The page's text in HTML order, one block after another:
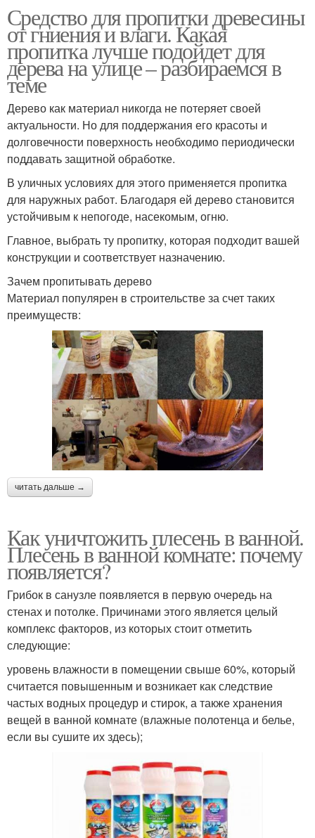
Средство для пропитки древесины
от гниения и влаги. Какая
пропитка лучше подойдет для
дерева на улице – разбираемся в
теме
Дерево как материал никогда не потеряет своей
актуальности. Но для поддержания его красоты и
долговечности поверхность необходимо периодически
поддавать защитной обработке.
В уличных условиях для этого применяется пропитка
для наружных работ. Благодаря ей дерево становится
устойчивым к непогоде, насекомым, огню.
Главное, выбрать ту пропитку, которая подходит вашей
конструкции и соответствует назначению.
Зачем пропитывать дерево
Материал популярен в строительстве за счет таких
преимуществ:
читать дальше →
Как уничтожить плесень в ванной.
Плесень в ванной комнате: почему
появляется?
Грибок в санузле появляется в первую очередь на
стенах и потолке. Причинами этого является целый
комплекс факторов, из которых стоит отметить
следующие:
уровень влажности в помещении свыше 60%, который
считается повышенным и возникает как следствие
частых водных процедур и стирок, а также хранения
вещей в ванной комнате (влажные полотенца и белье,
если вы сушите их здесь);